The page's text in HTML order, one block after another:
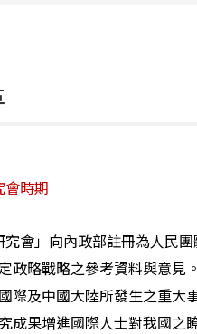
會時期
究會」向內政部註冊為人民
政略戰略之參考資料與意見。
際及中國大陸所發生之重大
成果增進國際人士對我國之